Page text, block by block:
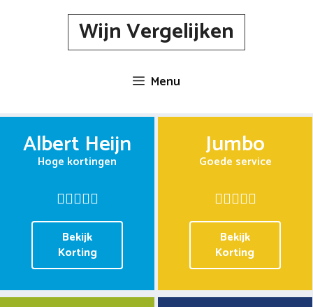
Wijn Vergelijken
Menu
Albert Heijn
Hoge kortingen
Bekijk
Korting
Jumbo
Goede service
Bekijk
Korting